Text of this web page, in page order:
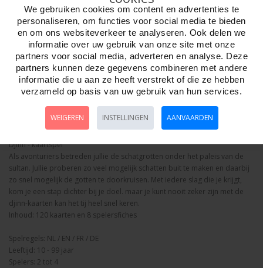
Aantal
Bestellen
Omschrijving Foto hoge resolutie Media Details
Djinn - kaartspel
Als avonturiers betreden jullie de schatgrotten onder het paleis van de
sultan. Jullie proberen zo veel mogelijk schatten buit te maken en daarbij
zo snel mogelijk de gotten te doorkruisen. Met iedere slag die je krijgt,
kom je een stap dichter bij je doel. maar je kunt nooit zeker zijn met de
djinn-kaarten kan het tij heel snel keren.
Inhoud: 120 kaarten en 8 spelersfiches
Spelregels: NL / EN / FR / DE
Leeftijd: 10 - 99 jaar
Spelers: 2 tot 4
We gebruiken cookies om content en advertenties te
personaliseren, om functies voor social media te bieden
en om ons websiteverkeer te analyseren. Ook delen we
informatie over uw gebruik van onze site met onze
partners voor social media, adverteren en analyse. Deze
partners kunnen deze gegevens combineren met andere
informatie die u aan ze heeft verstrekt of die ze hebben
verzameld op basis van uw gebruik van hun services.
WEIGEREN INSTELLINGEN AANVAARDEN